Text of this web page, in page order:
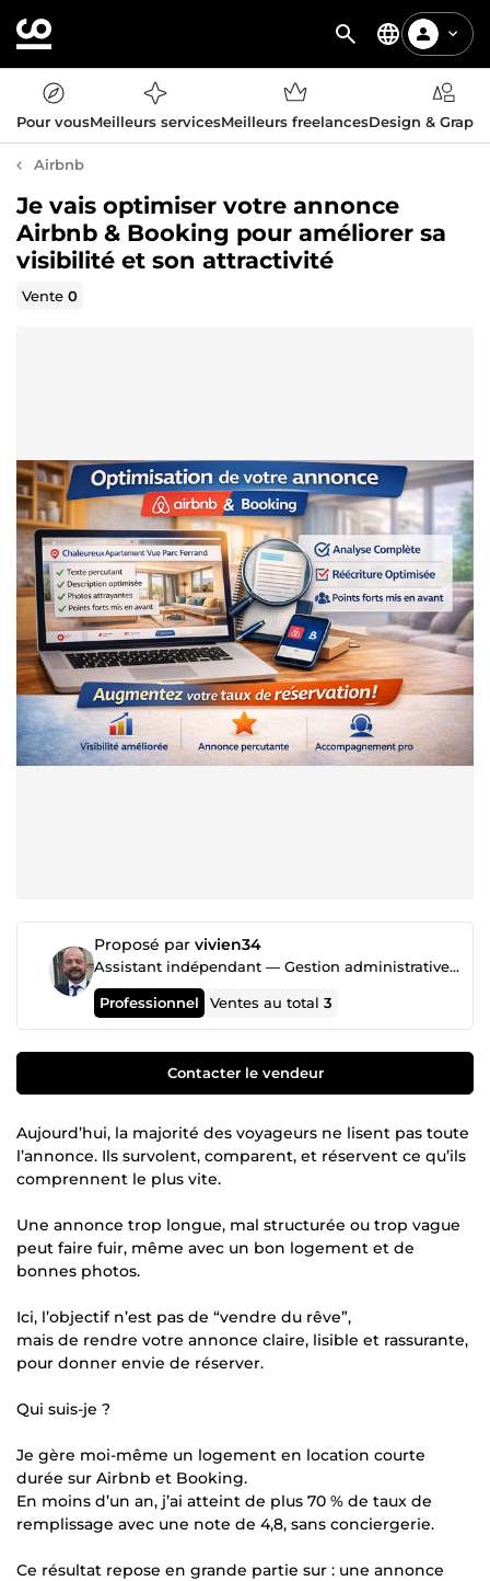
Pour vousMeilleurs servicesMeilleurs freelancesDesign &
Airbnb
Je vais optimiser votre annonce
Airbnb & Booking pour améliorer sa
visibilité et son attractivité
Vente0
Proposé par vivien34
Assistant indépendant — Gestion administrative, organisation & communication TPE
Professionnel Ventes au total3
Contacter le vendeur
Aujourd’hui, la majorité des voyageurs ne lisent pas toute
l’annonce. Ils survolent, comparent, et réservent ce qu’ils
comprennent le plus vite.
Une annonce trop longue, mal structurée ou trop vague
peut faire fuir, même avec un bon logement et de
bonnes photos.
Ici, l’objectif n’est pas de “vendre du rêve”,
mais de rendre votre annonce claire, lisible et rassurante,
pour donner envie de réserver.
Qui suis-je ?
Je gère moi-même un logement en location courte
durée sur Airbnb et Booking.
En moins d’un an, j’ai atteint de plus 70 % de taux de
remplissage avec une note de 4,8, sans conciergerie.
Ce résultat repose en grande partie sur : une annonce